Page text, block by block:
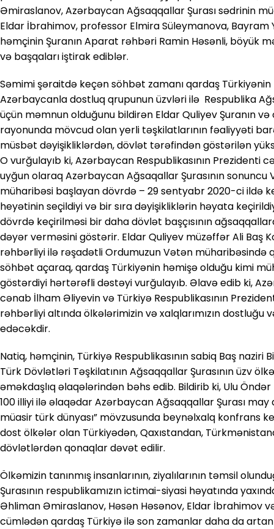
Əmiraslanov, Azərbaycan Ağsaqqallar Şurası sədrinin
Eldar İbrahimov, professor Elmira Süleymanova, Bayram
həmçinin Şuranın Aparat rəhbəri Ramin Həsənli, böyük
və başqaları iştirak ediblər.
Səmimi şəraitdə keçən söhbət zamanı qardaş
Azərbaycanla dostluq qrupunun üzvləri ilə Respublika
üçün məmnun olduğunu bildirən Eldar Quliyev Şuranın
rayonunda mövcud olan yerli təşkilatlarının fəaliyyəti
müsbət dəyişikliklərdən, dövlət tərəfindən göstərilən
O vurğulayıb ki, Azərbaycan Respublikasının Prezidenti
uyğun olaraq Azərbaycan Ağsaqallar Şurasının sonuncu
müharibəsi başlayan dövrdə – 29 sentyabr 2020-ci ildə
heyətinin seçildiyi və bir sıra dəyişikliklərin həyata
dövrdə keçirilməsi bir daha dövlət başçısının
dəyər verməsini göstərir. Eldar Quliyev müzəffər Ali Baş
rəhbərliyi ilə rəşadətli Ordumuzun Vətən müharibəsində
söhbət açaraq, qardaş Türkiyənin həmişə olduğu kimi
göstərdiyi hərtərəfli dəstəyi vurğulayıb. Əlavə edib ki,
cənab İlham Əliyevin və Türkiyə Respublikasının
rəhbərliyi altında ölkələrimizin və xalqlarımızın dostluğu
edəcəkdir.
Natiq, həmçinin, Türkiyə Respublikasının sabiq Baş naziri
Türk Dövlətləri Təşkilatının Ağsaqqallar Şurasının üzv
əməkdaşlıq əlaqələrindən bəhs edib. Bildirib ki, Ulu
100 illiyi ilə əlaqədar Azərbaycan Ağsaqqallar Şurası may
müasir türk dünyası” mövzusunda beynəlxalq konfrans
dost ölkələr olan Türkiyədən, Qaxıstandan,
dövlətlərdən qonaqlar dəvət edilir.
Ölkəmizin tanınmış insanlarının, ziyalılarının təmsil
Şurasının respublikamızın ictimai-siyasi həyatında
Əhliman Əmiraslanov, Həsən Həsənov, Eldar İbrahimov
cümlədən qardaş Türkiyə ilə son zamanlar daha da artan